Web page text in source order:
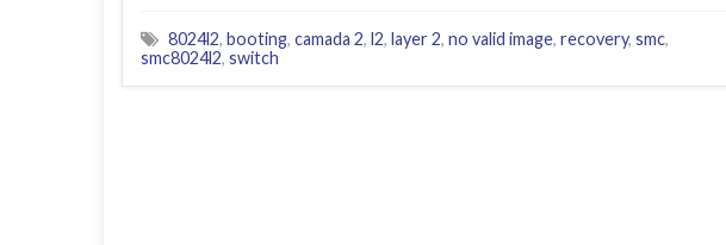
8024l2, booting, camada 2, l2, layer 2, no valid image, recovery, smc,
smc8024l2, switch